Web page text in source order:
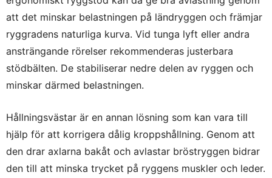
att det minskar belastningen på ländryggen och främjar
ryggradens naturliga kurva. Vid tunga lyft eller andra
ansträngande rörelser rekommenderas justerbara
stödbälten. De stabiliserar nedre delen av ryggen och
minskar därmed belastningen.
Hållningsvästar är en annan lösning som kan vara till
hjälp för att korrigera dålig kroppshållning. Genom att
den drar axlarna bakåt och avlastar bröstryggen bidrar
den till att minska trycket på ryggens muskler och leder.